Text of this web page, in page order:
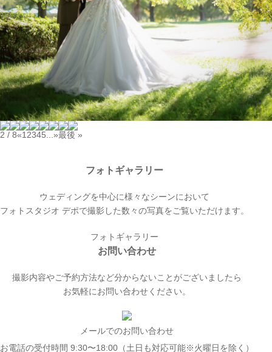
2 / 8«12345...»最後 »
フォトギャラリー
ウェディングを中心に様々なシーンにおいて
フォトスタジオ デポで撮影した数々の写真をご覧いただけます。
フォトギャラリー
お問い合わせ
撮影内容やご予約方法など分からないことがございましたら
お気軽にお問い合わせください。
メールでのお問い合わせ
お電話の受付時間 9:30〜18:00（土日も対応可能※火曜日を除く）